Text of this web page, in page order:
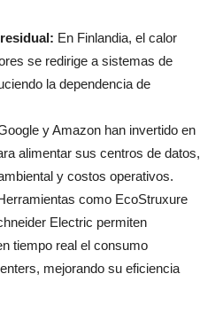
En Finlandia, el calor
se redirige a sistemas de
la dependencia de
y Amazon han invertido en
alimentar sus centros de datos,
y costos operativos.
como EcoStruxure
Electric permiten
tiempo real el consumo
mejorando su eficiencia